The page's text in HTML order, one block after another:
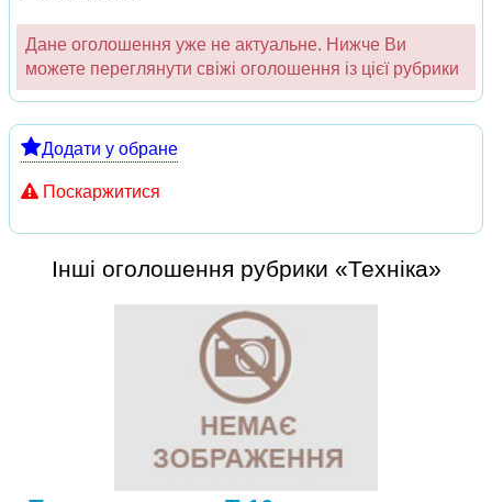
Дане оголошення уже не актуальне. Нижче Ви
можете переглянути свіжі оголошення із цієї рубрики
Додати у обране
Поскаржитися
Інші оголошення рубрики «Техніка»